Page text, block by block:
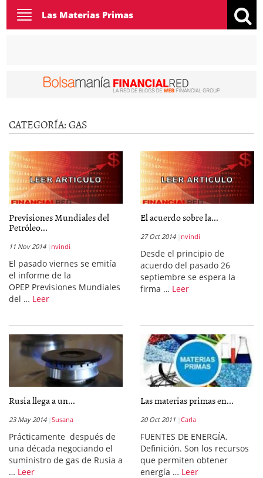
Toggle
navigation
Las Materias Primas
CATEGORÍA:GAS
Previsiones Mundiales del
Petróleo...
11 Nov 2014 nvindi
El pasado viernes se emitía
el informe de la
OPEP Previsiones Mundiales
del … Leer
El acuerdo sobre la...
27 Oct 2014 nvindi
Desde el principio de
acuerdo del pasado 26
septiembre se espera la
firma … Leer
Rusia llega a un...
23 May 2014 Susana
Prácticamente después de
una década negociando el
suministro de gas de Rusia a
… Leer
Las materias primas en...
20 Oct 2011 Carla
FUENTES DE ENERGÍA.
Definición. Son los recursos
que permiten obtener
energía … Leer